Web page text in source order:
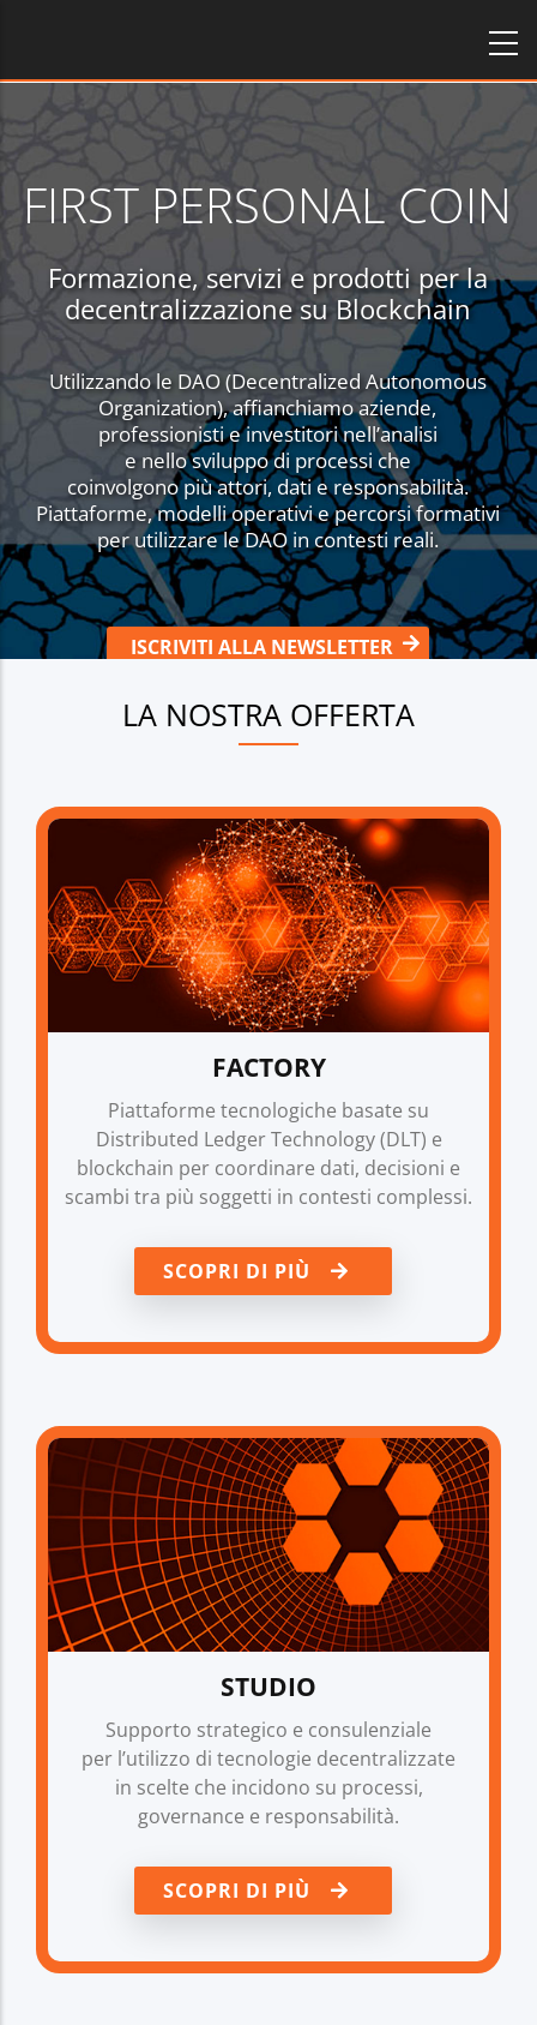
contenuto
principale
FIRST PERSONAL COIN
Formazione, servizi e prodotti per la
decentralizzazione su Blockchain
Utilizzando le DAO (Decentralized Autonomous
Organization), affianchiamo aziende,
professionisti e investitori nell’analisi
e nello sviluppo di processi che
coinvolgono più attori, dati e responsabilità.
Piattaforme, modelli operativi e percorsi formativi
per utilizzare le DAO in contesti reali.
ISCRIVITI ALLA NEWSLETTER
LA NOSTRA OFFERTA
FACTORY
Piattaforme tecnologiche basate su
Distributed Ledger Technology (DLT) e
blockchain per coordinare dati, decisioni e
scambi tra più soggetti in contesti complessi.
SCOPRI DI PIÙ
STUDIO
Supporto strategico e consulenziale
per l’utilizzo di tecnologie decentralizzate
in scelte che incidono su processi,
governance e responsabilità.
SCOPRI DI PIÙ